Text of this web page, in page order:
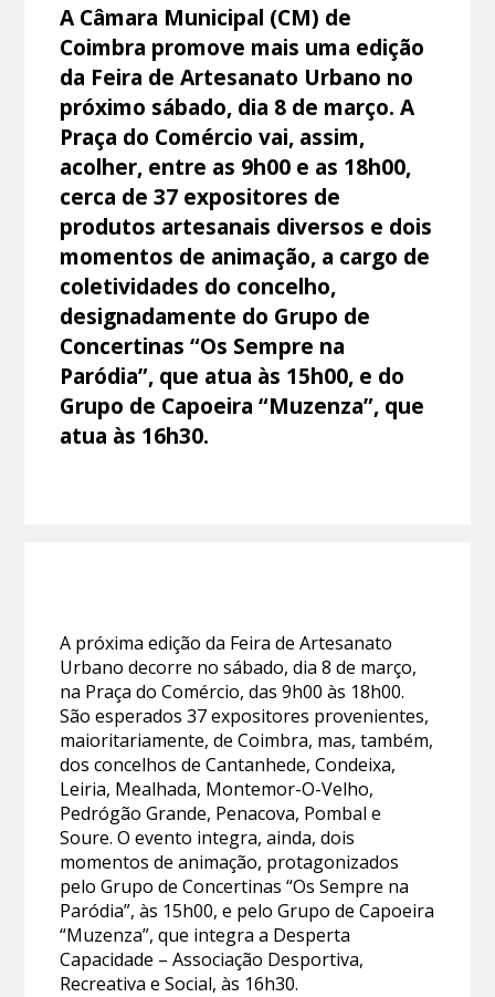
A Câmara Municipal (CM) de
Coimbra promove mais uma edição
da Feira de Artesanato Urbano no
próximo sábado, dia 8 de março. A
Praça do Comércio vai, assim,
acolher, entre as 9h00 e as 18h00,
cerca de 37 expositores de
produtos artesanais diversos e dois
momentos de animação, a cargo de
coletividades do concelho,
designadamente do Grupo de
Concertinas “Os Sempre na
Paródia”, que atua às 15h00, e do
Grupo de Capoeira “Muzenza”, que
atua às 16h30.
A próxima edição da Feira de Artesanato
Urbano decorre no sábado, dia 8 de março,
na Praça do Comércio, das 9h00 às 18h00.
São esperados 37 expositores provenientes,
maioritariamente, de Coimbra, mas, também,
dos concelhos de Cantanhede, Condeixa,
Leiria, Mealhada, Montemor-O-Velho,
Pedrógão Grande, Penacova, Pombal e
Soure. O evento integra, ainda, dois
momentos de animação, protagonizados
pelo Grupo de Concertinas “Os Sempre na
Paródia”, às 15h00, e pelo Grupo de Capoeira
“Muzenza”, que integra a Desperta
Capacidade – Associação Desportiva,
Recreativa e Social, às 16h30.